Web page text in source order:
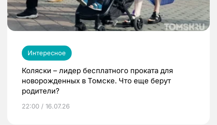
Интересное
Коляски – лидер бесплатного проката для
новорожденных в Томске. Что еще берут
родители?
22:00 / 16.07.26